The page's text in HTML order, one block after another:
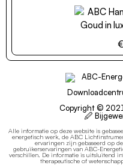
Copyright ©
🖉
Alle informatie op deze website is
energetisch werk, de ABC
ervaringen zijn gebaseerd op
gebruikerservaringen van ABC-
verschillen. De informatie is uitsluitend
therapeutische of